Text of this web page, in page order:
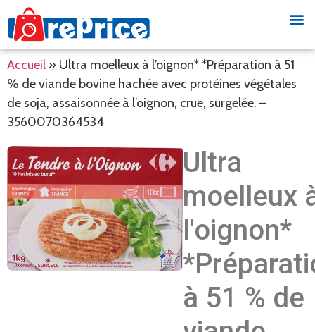
Accueil » Ultra moelleux à l’oignon* *Préparation à 51
% de viande bovine hachée avec protéines végétales
de soja, assaisonnée à l’oignon, crue, surgelée. –
3560070364534
Ultra
moelleux
l'oignon*
à 51 % de